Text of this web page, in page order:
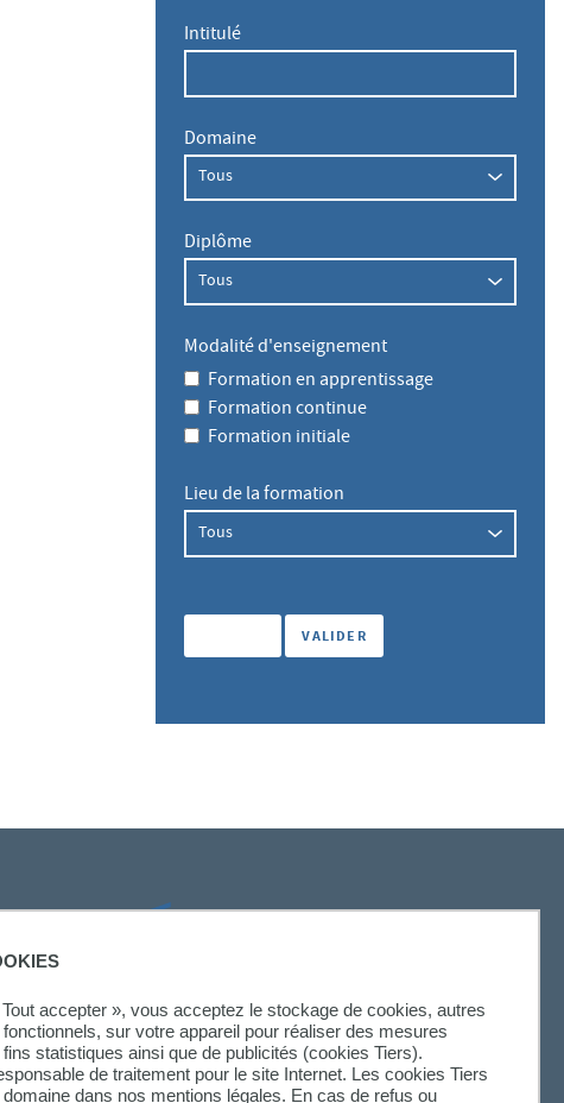
accepter », vous acceptez le stockage de cookies, autres
sur votre appareil pour réaliser des mesures
statistiques ainsi que de publicités (cookies Tiers).
de traitement pour le site Internet. Les cookies Tiers
dans nos mentions légales. En cas de refus ou
Intitulé
Domaine
Diplôme
Modalité d'enseignement
Formation en apprentissage
Formation continue
Formation initiale
Lieu de la formation